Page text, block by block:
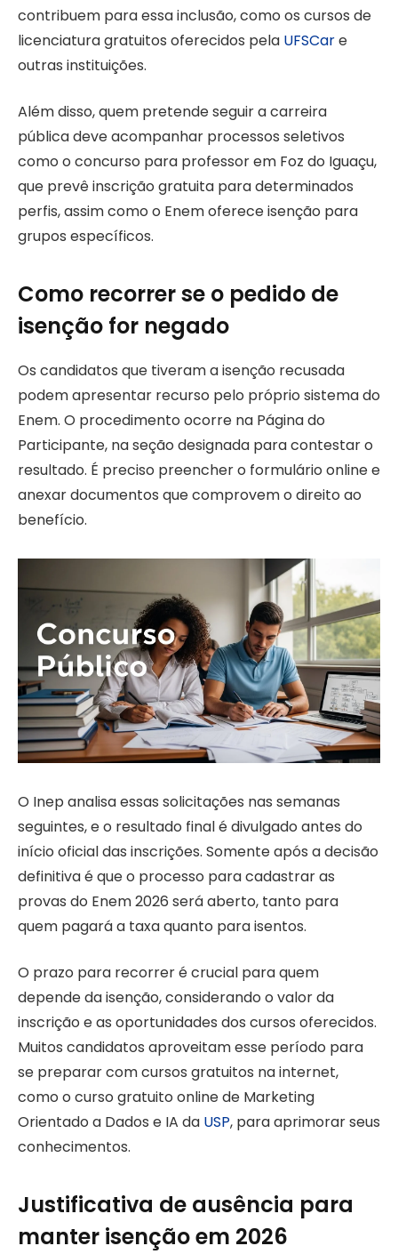
contribuem para essa inclusão, como os cursos de
licenciatura gratuitos oferecidos pela UFSCare
outras instituições.
Além disso, quem pretende seguir a carreira
pública deve acompanhar processos seletivos
como o concurso para professor em Foz do Iguaçu,
que prevê inscrição gratuita para determinados
perfis, assim como o Enem oferece isenção para
grupos específicos.
Como recorrer se o pedido de
isenção for negado
Os candidatos que tiveram a isenção recusada
podem apresentar recurso pelo próprio sistema do
Enem. O procedimento ocorre na Página do
Participante, na seção designada para contestar o
resultado. É preciso preencher o formulário online e
anexar documentos que comprovem o direito ao
benefício.
O Inep analisa essas solicitações nas semanas
seguintes, e o resultado final é divulgado antes do
início oficial das inscrições. Somente após a decisão
definitiva é que o processo para cadastrar as
provas do Enem 2026 será aberto, tanto para
quem pagará a taxa quanto para isentos.
O prazo para recorrer é crucial para quem
depende da isenção, considerando o valor da
inscrição e as oportunidades dos cursos oferecidos.
Muitos candidatos aproveitam esse período para
se preparar com cursos gratuitos na internet,
como o curso gratuito online de Marketing
Orientado a Dados e IA da USP, para aprimorar seus
conhecimentos.
Justificativa de ausência para
manter isenção em 2026